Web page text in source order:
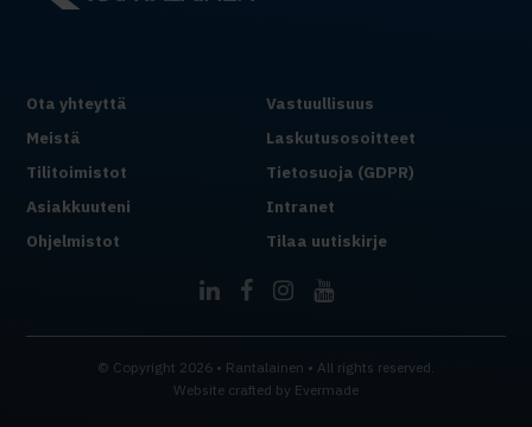
Ota yhteyttä
Meistä
Tilitoimistot
Asiakkuuteni
Ohjelmistot
Vastuullisuus
Laskutusosoitteet
Tietosuoja (GDPR)
Intranet
Tilaa uutiskirje
© Copyright 2026 • Rantalainen • All rights reserved.
Website crafted by Evermade